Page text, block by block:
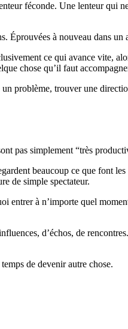
féconde. Une lenteur qui
Éprouvées à nouveau dans un
ce qui avance vite,
chose qu’il faut
problème, trouver une
pas simplement “très
beaucoup ce que font
de simple spectateur.
à n’importe quel
d’échos, de
de devenir autre chose.